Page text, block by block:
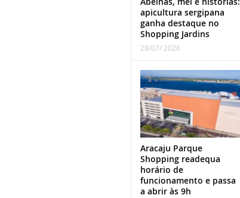
apicultura sergipana
ganha destaque no
Shopping Jardins
28/07/ 2026
Aracaju Parque
Shopping readequa
horário de
funcionamento e passa
a abrir às 9h